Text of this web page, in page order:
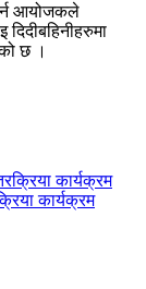
आयोजकले
छ ।
कार्यक्रम